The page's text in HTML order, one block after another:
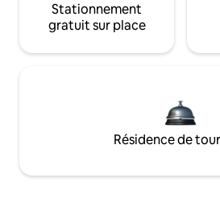
Stationnement
gratuit sur place
Résidence de